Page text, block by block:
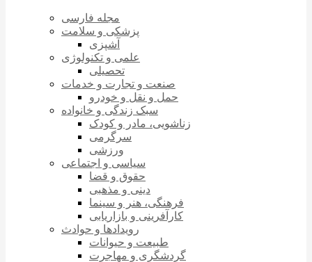
مجله فارسی
پزشکی و سلامت
آشپزی
علمی و تکنولوژی
تحصیلی
صنعت و تجارت و خدمات
حمل و نقل و خودرو
سبک زندگی و خانواده
زناشویی، مادر و کودک
سرگرمی
ورزشی
سیاسی و اجتماعی
حقوق و قضا
دینی و مذهبی
فرهنگی، هنر و سینما
کارآفرینی و بازاریابی
رویدادها و حوادث
طبیعت و حیوانات
گردشگری و مهاجرت